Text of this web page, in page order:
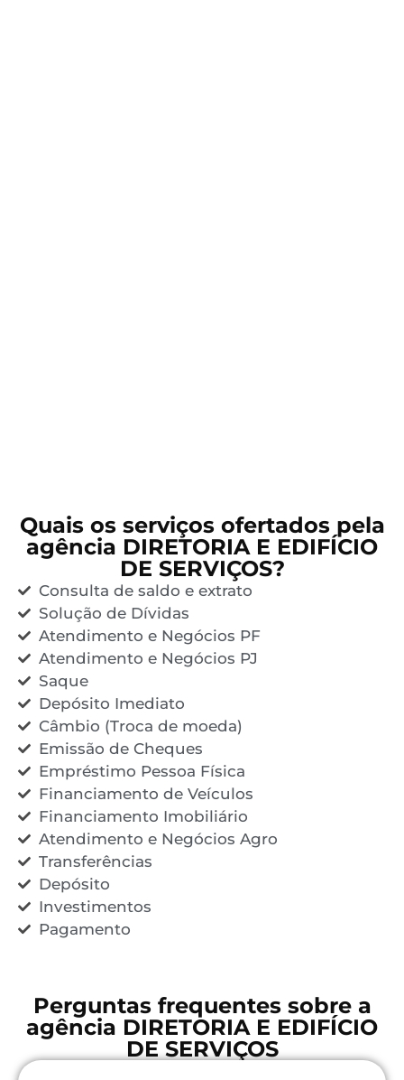
Quais os serviços ofertados pela
agência DIRETORIA E EDIFÍCIO
DE SERVIÇOS?
Consulta de saldo e extrato
Solução de Dívidas
Atendimento e Negócios PF
Atendimento e Negócios PJ
Saque
Depósito Imediato
Câmbio (Troca de moeda)
Emissão de Cheques
Empréstimo Pessoa Física
Financiamento de Veículos
Financiamento Imobiliário
Atendimento e Negócios Agro
Transferências
Depósito
Investimentos
Pagamento
Perguntas frequentes sobre a
agência DIRETORIA E EDIFÍCIO
DE SERVIÇOS